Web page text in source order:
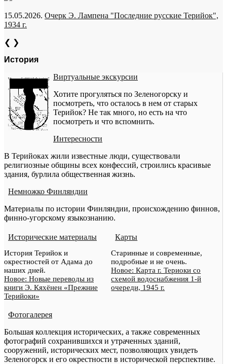
15.05.2026. Очерк Э. Лампена "Последние русские Терийок",
1934 г.
❮ ❯
История
Виртуальные экскурсии
Хотите прогуляться по Зеленогорску и
посмотреть, что осталось в нем от старых
Терийок? Не так много, но есть на что
посмотреть и что вспомнить.
Интересности
В Терийоках жили известные люди, существовали
религиозные общины всех конфессий, строились красивые
здания, бурлила общественная жизнь.
Немножко Финляндии
Материалы по истории Финляндии, происхождению финнов,
финно-угорскому языкознанию.
Исторические материалы
История Терийок и
окрестностей от Адама до
наших дней.
Новое: Новые переводы из
книги Э. Кяхёнен «Прежние
Терийоки»
Карты
Старинные и современные,
подробные и не очень.
Новое: Карта г. Териоки со
схемой водоснабжения 1-й
очереди, 1945 г.
Фотогалерея
Большая коллекция исторических, а также современных
фотографий сохранившихся и утраченных зданий,
сооружений, исторических мест, позволяющих увидеть
Зеленогорск и его окрестности в исторической перспективе.